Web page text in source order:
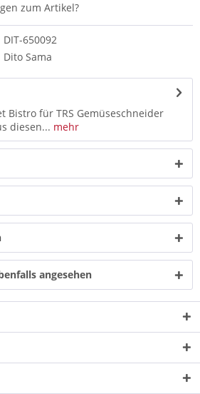
zum Artikel?
DIT-650092
Dito Sama
Bistro für TRS Gemüseschneider
diesen... mehr
angesehen